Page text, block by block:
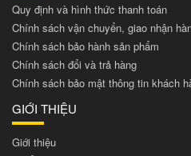
Quy định và hình thức thanh toán
Chính sách vận chuyển, giao nhận
Chính sách bảo hành sản phẩm
Chính sách đổi và trả hàng
Chính sách bảo mật thông tin khách
GIỚI THIỆU
Giới thiệu